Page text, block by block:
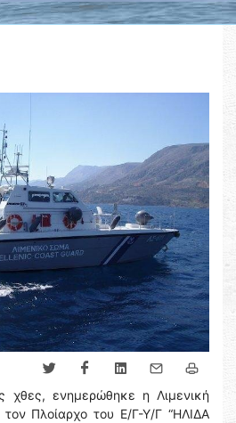
χθες, ενημερώθηκε η Λιμενική
Πλοίαρχο του Ε/Γ-Υ/Γ “ΗΛΙΔΑ